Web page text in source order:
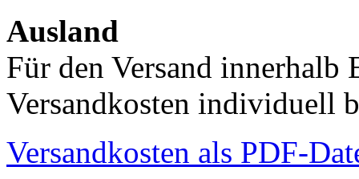
Ausland
Für den Versand innerhalb
Versandkosten individuell
Versandkosten als PDF-